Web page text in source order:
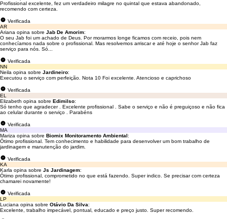
Profissional excelente, fez um verdadeiro milagre no quintal que estava abandonado,
recomendo com certeza.
Verificada
AR
Ariana opina sobre Jab De Amorim:
O seu Jab foi um achado de Deus. Por morarmos longe ficamos com receio, pois nem
conhecíamos nada sobre o profissional. Mas resolvemos arriscar e até hoje o senhor Jab faz
serviço para nós. Só...
Verificada
NN
Neila opina sobre Jardineiro:
Executou o serviço com perfeição. Nota 10 Foi excelente. Atencioso e caprichoso
Verificada
EL
Elizabeth opina sobre Edimilso:
Só tenho que agradecer . Excelente profissional . Sabe o serviço e não é preguiçoso e não fica
ao celular durante o serviço . Parabéns
Verificada
MA
Mariza opina sobre Biomix Monitoramento Ambiental:
Ótimo profissional. Tem conhecimento e habilidade para desenvolver um bom trabalho de
jardinagem e manutenção do jardim.
Verificada
KA
Karla opina sobre Js Jardinagem:
Ótimo profissional, comprometido no que está fazendo. Super indico. Se precisar com certeza
chamarei novamente!
Verificada
LP
Luciana opina sobre Otávio Da Silva:
Excelente, trabalho impecável, pontual, educado e preço justo. Super recomendo.